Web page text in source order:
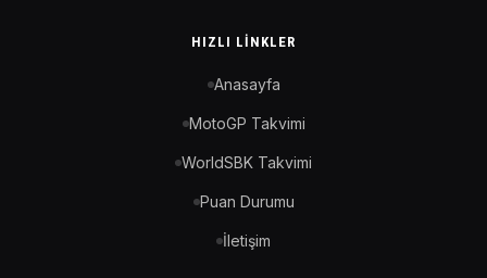
HIZLI LINKLER
Anasayfa
MotoGP Takvimi
WorldSBK Takvimi
Puan Durumu
İletişim